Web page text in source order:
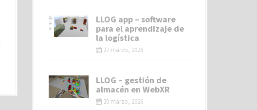
LLOG app – software
para el aprendizaje de
la logística
27 marzo, 2026
LLOG – gestión de
almacén en WebXR
20 marzo, 2026